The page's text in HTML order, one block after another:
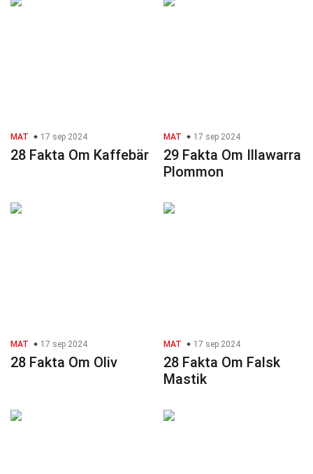
MAT 17 sep 2024
28 Fakta Om Kaffebär
MAT 17 sep 2024
29 Fakta Om Illawarra
Plommon
MAT 17 sep 2024
28 Fakta Om Oliv
MAT 17 sep 2024
28 Fakta Om Falsk
Mastik